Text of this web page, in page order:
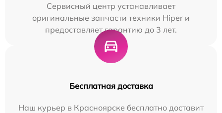
Сервисный центр устанавливает
оригинальные запчасти техники Hiper и
предоставляет гарантию до 3 лет.
Бесплатная доставка
Наш курьер в Красноярске бесплатно доставит